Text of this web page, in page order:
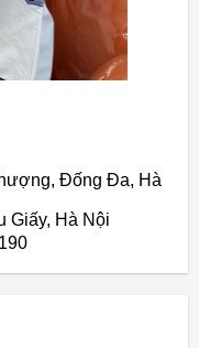
Đống Đa, Hà
Giấy, Hà Nội